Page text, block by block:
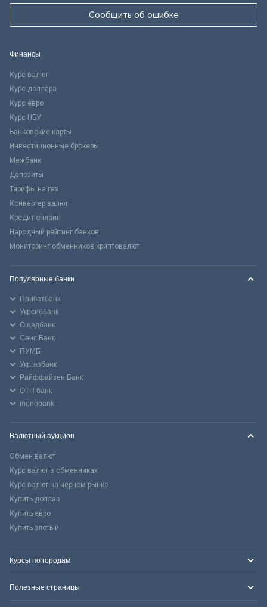
Сообщить об ошибке
Финансы
Курс валют
Курс доллара
Курс евро
Курс НБУ
Банковские карты
Инвестиционные брокеры
Межбанк
Депозиты
Тарифы на газ
Конвертер валют
Кредит онлайн
Народный рейтинг банков
Мониторинг обменников криптовалют
Популярные банки
Приватбанк
Укрсиббанк
Ощадбанк
Сенс Банк
ПУМБ
Укргазбанк
Райффайзен Банк
ОТП банк
monobank
Валютный аукцион
Обмен валют
Курс валют в обменниках
Курс валют на черном рынке
Купить доллар
Купить евро
Купить злотый
Курсы по городам
Полезные страницы